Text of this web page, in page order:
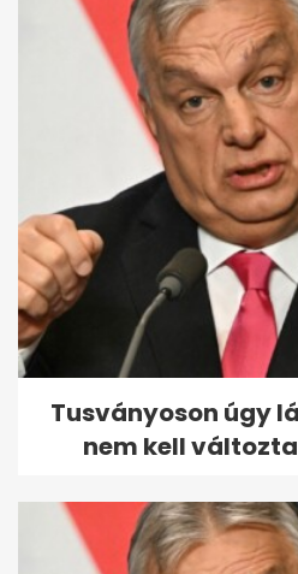
dobozból:
így...
Tusványoson úgy
nem kell